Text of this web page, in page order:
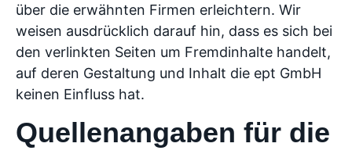
über die erwähnten Firmen erleichtern. Wir
weisen ausdrücklich darauf hin, dass es sich bei
den verlinkten Seiten um Fremdinhalte handelt,
auf deren Gestaltung und Inhalt die ept GmbH
keinen Einfluss hat.
Quellenangaben für die